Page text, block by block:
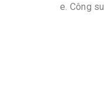
e. Công